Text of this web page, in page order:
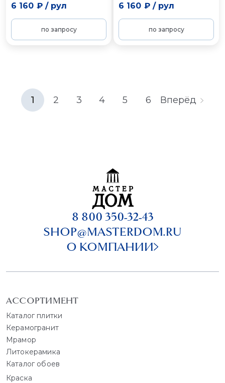
6 160 ₽/ рул
по запросу
6 160 ₽/ рул
по запросу
1 2 3 4 5 6 Вперёд
8 800 350-32-43
SHOP@MASTERDOM.RU
О КОМПАНИИ
АССОРТИМЕНТ
Каталог плитки
Керамогранит
Мрамор
Литокерамика
Каталог обоев
Краска